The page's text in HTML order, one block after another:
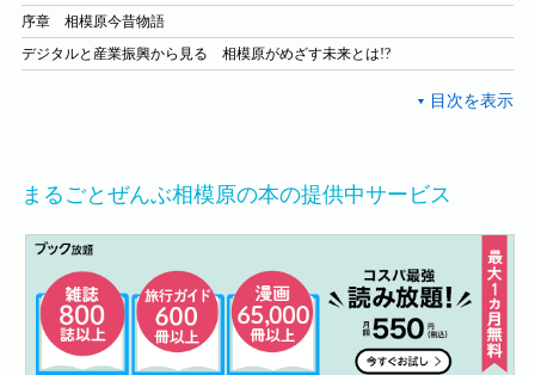
序章 相模原今昔物語
デジタルと産業振興から見る 相模原がめざす未来とは!?
まるごとぜんぶ相模原の本の提供中サービス